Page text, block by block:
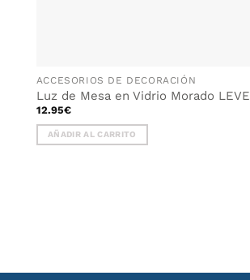
ACCESORIOS DE DECORACIÓN
Luz de Mesa en Vidrio Morado LEVE
12.95€
AÑADIR AL CARRITO